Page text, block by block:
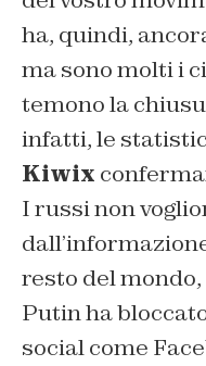
ha, quindi,
ma sono molti i
temono la
infatti, le
Kiwix
I russi non
resto del
Putin ha
social come